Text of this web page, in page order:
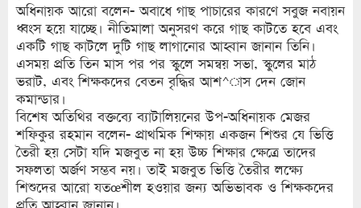
অধিনায়ক আরো বলেন- অবাধে গাছ পাচারের কারণে সবুজ নবায়ন
ধ্বংস হয়ে যাচ্ছে। নীতিমালা অনুসরণ করে গাছ কাটতে হবে এবং
একটি গাছ কাটলে দুটি গাছ লাগানোর আহ্বান জানান তিনি।
এসময় প্রতি তিন মাস পর পর স্কুলে সমন্বয় সভা, স্কুলের মাঠ
ভরাট, এবং শিক্ষকদের বেতন বৃদ্ধির আশ^াস দেন জোন
কমান্ডার।
বিশেষ অতিথির বক্তব্যে ব্যাটালিয়নের উপ-অধিনায়ক মেজর
শফিকুর রহমান বলেন- প্রাথমিক শিক্ষায় একজন শিশুর যে ভিত্তি
তৈরী হয় সেটা যদি মজবুত না হয় উচ্চ শিক্ষার ক্ষেত্রে তাদের
সফলতা অর্জণ সম্ভব নয়। তাই মজবুত ভিত্তি তৈরীর লক্ষ্যে
শিশুদের আরো যতœশীল হওয়ার জন্য অভিভাবক ও শিক্ষকদের